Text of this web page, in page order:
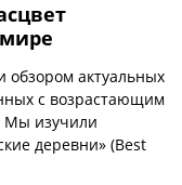
обзором актуальных
с возрастающим
Мы изучили
деревни» (Best